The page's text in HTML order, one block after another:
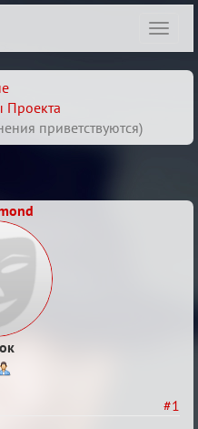
Проекта
приветствуются)
#1